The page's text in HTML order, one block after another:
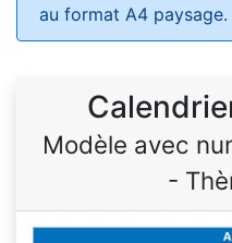
au format A4 paysage.
Modèle avec
-